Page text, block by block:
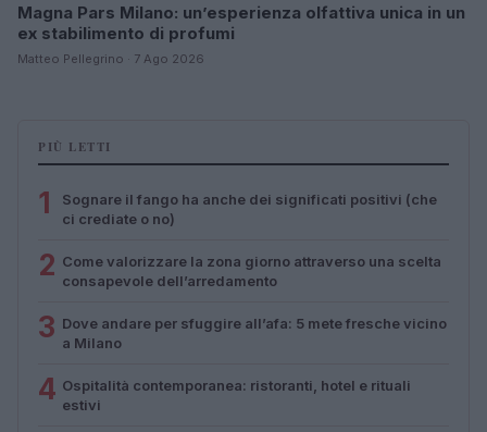
Magna Pars Milano: un’esperienza olfattiva unica in un
ex stabilimento di profumi
Matteo Pellegrino · 7 Ago 2026
PIÙ LETTI
1
Sognare il fango ha anche dei significati positivi (che
ci crediate o no)
2 Come valorizzare la zona giorno attraverso una scelta
consapevole dell’arredamento
3 Dove andare per sfuggire all’afa: 5 mete fresche vicino
a Milano
4 Ospitalità contemporanea: ristoranti, hotel e rituali
estivi